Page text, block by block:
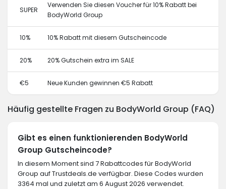
SUPER
Verwenden Sie diesen Voucher für 10% Rabatt bei
BodyWorld Group
10% 10% Rabatt mit diesem Gutscheincode
20% 20% Gutschein extra im SALE
€5 Neue Kunden gewinnen €5 Rabatt
Häufig gestellte Fragen zu BodyWorld Group (FAQ)
Gibt es einen funktionierenden BodyWorld
Group Gutscheincode?
In diesem Moment sind 7 Rabattcodes für BodyWorld
Group auf Trustdeals.de verfügbar. Diese Codes wurden
3364 mal und zuletzt am 6 August 2026 verwendet.